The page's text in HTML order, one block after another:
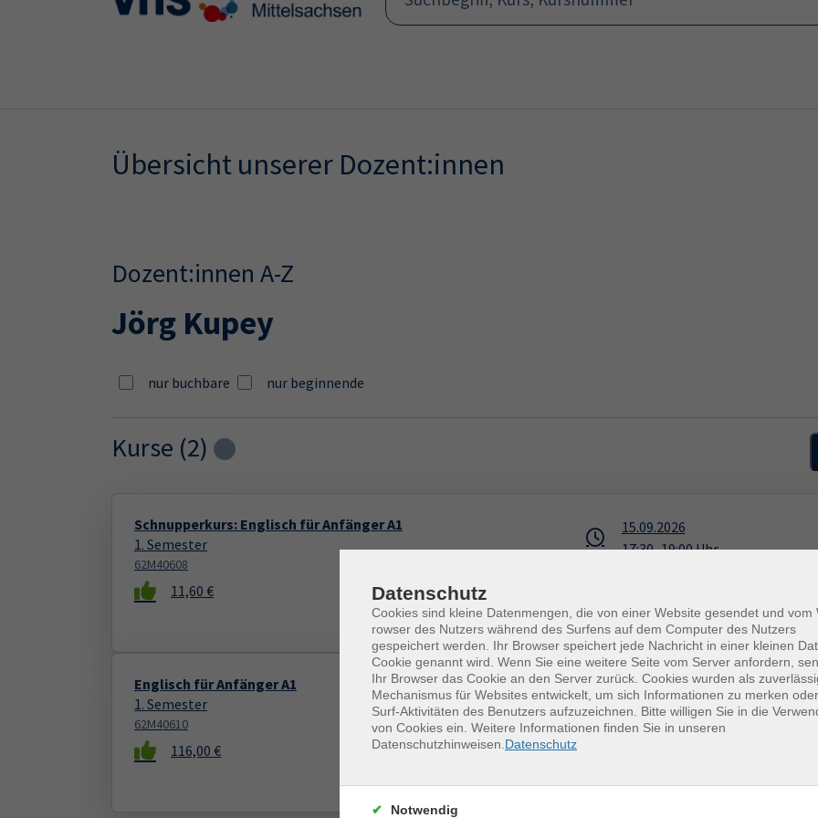
Skip to main content
Skip to page footer
Übersicht unserer Dozent:innen
Dozent:innen A-Z
Jörg Kupey
nur buchbare nur beginnende
Kurse (2) Loading...
Schnupperkurs: Englisch für Anfänger A1
1. Semester
62M40608
11,60 €
15.09.2026
17:30–19:00Uhr
Englisch für Anfänger A1
1. Semester
62M40610
116,00 €
22.09.2026—08.12.2026
17:30–19:00Uhr
Hainichen, Christas Scheune
Datenschutz
Cookies sind kleine Datenmengen, die von einer Website gesendet und vom
rowser des Nutzers während des Surfens auf dem Computer des Nutzers
gespeichert werden. Ihr Browser speichert jede Nachricht in einer kleinen
Cookie genannt wird. Wenn Sie eine weitere Seite vom Server anfordern,
Ihr Browser das Cookie an den Server zurück. Cookies wurden als
Mechanismus für Websites entwickelt, um sich Informationen zu merken
Surf-Aktivitäten des Benutzers aufzuzeichnen. Bitte willigen Sie in die
von Cookies ein. Weitere Informationen finden Sie in unseren
Datenschutzhinweisen. Datenschutz
Notwendig